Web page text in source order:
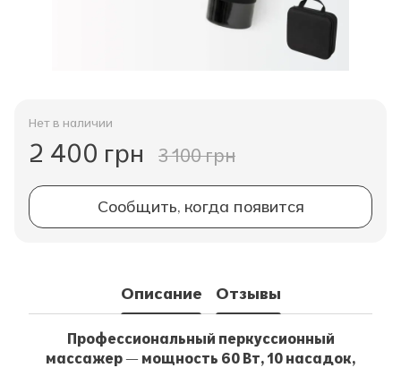
Нет в наличии
2 400 грн 3 100 грн
Сообщить, когда появится
Описание Отзывы
Профессиональный перкуссионный
массажер — мощность 60 Вт, 10 насадок,